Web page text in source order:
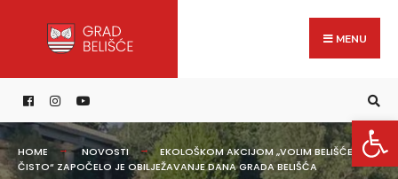
content
MENU
HOME NOVOSTI
EKOLOŠKOM AKCIJOM „VOLIM BELIŠĆE, ALI
ČISTO“ ZAPOČELO JE OBILJEŽAVANJE DANA GRADA BELIŠĆA
for: